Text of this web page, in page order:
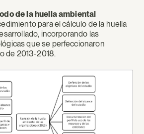
de la huella ambiental
para el cálculo de la huella
incorporando las
que se perfeccionaron
de 2013-2018.